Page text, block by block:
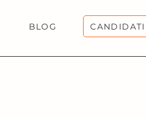
BLOG CANDIDATI